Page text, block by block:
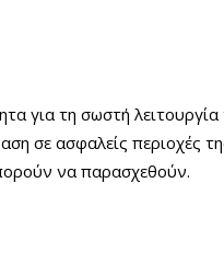
για τη σωστή
σε ασφαλείς περιοχές
να παρασχεθούν.